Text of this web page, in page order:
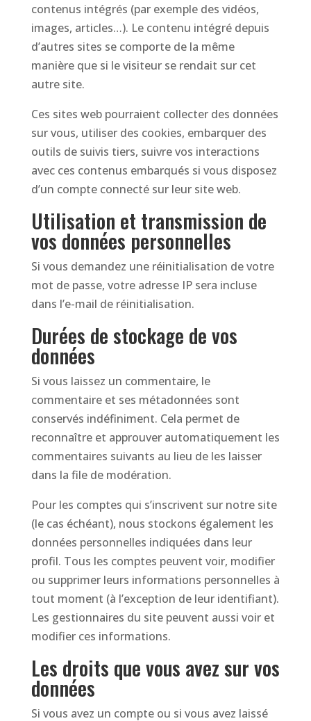
contenus intégrés (par exemple des vidéos,
images, articles…). Le contenu intégré depuis
d’autres sites se comporte de la même
manière que si le visiteur se rendait sur cet
autre site.
Ces sites web pourraient collecter des données
sur vous, utiliser des cookies, embarquer des
outils de suivis tiers, suivre vos interactions
avec ces contenus embarqués si vous disposez
d’un compte connecté sur leur site web.
Utilisation et transmission de
vos données personnelles
Si vous demandez une réinitialisation de votre
mot de passe, votre adresse IP sera incluse
dans l’e-mail de réinitialisation.
Durées de stockage de vos
données
Si vous laissez un commentaire, le
commentaire et ses métadonnées sont
conservés indéfiniment. Cela permet de
reconnaître et approuver automatiquement les
commentaires suivants au lieu de les laisser
dans la file de modération.
Pour les comptes qui s’inscrivent sur notre site
(le cas échéant), nous stockons également les
données personnelles indiquées dans leur
profil. Tous les comptes peuvent voir, modifier
ou supprimer leurs informations personnelles à
tout moment (à l’exception de leur identifiant).
Les gestionnaires du site peuvent aussi voir et
modifier ces informations.
Les droits que vous avez sur vos
données
Si vous avez un compte ou si vous avez laissé